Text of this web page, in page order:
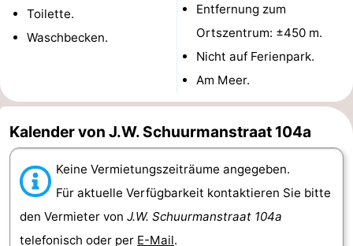
Kop
van
Schouwen
-
Veere
-
Natur
Natur
Toilette.
Waschbecken.
Entfernung zum
Ortszentrum: ±450 m.
Nicht auf Ferienpark.
Am Meer.
Kalender von J.W. Schuurmanstraat 104a
Keine Vermietungszeiträume angegeben.
Für aktuelle Verfügbarkeit kontaktieren Sie bitte
den Vermieter von J.W. Schuurmanstraat 104a
telefonisch oder per E-Mail.